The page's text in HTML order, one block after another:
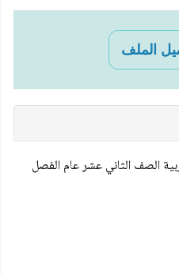
الملف
الصف الثاني عشر عام الفصل